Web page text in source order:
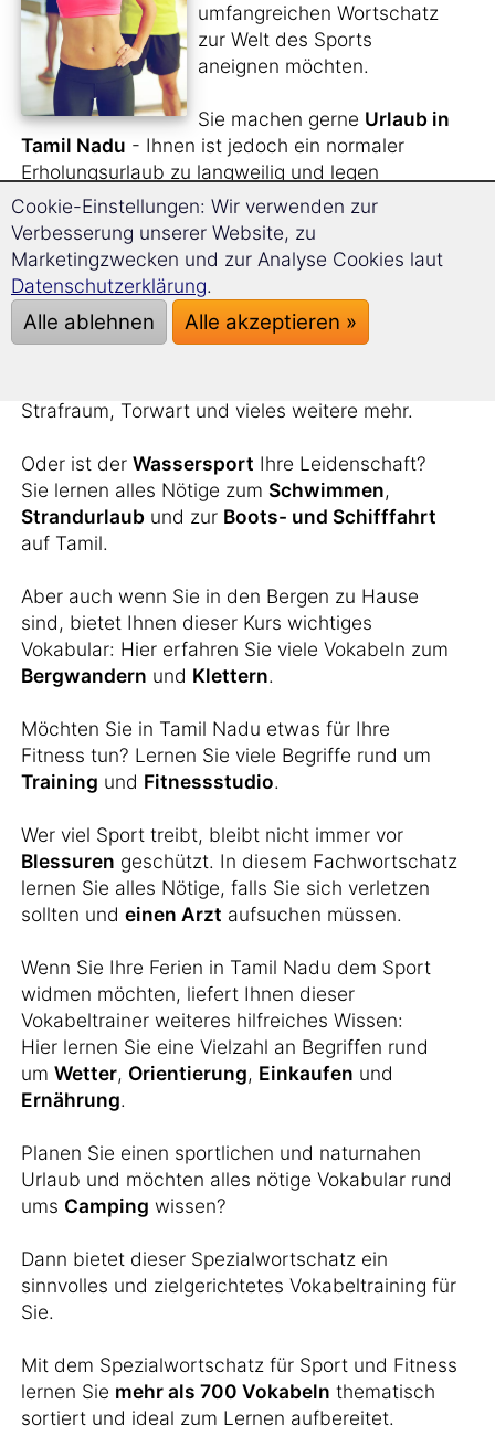
umfangreichen Wortschatz
zur Welt des Sports
aneignen möchten.
Sie machen gerne Urlaub in
Tamil Nadu - Ihnen ist jedoch ein normaler
Erholungsurlaub zu langweilig und legen
vielmehr Wert auf einesportliche Betätigung
Oder möchten Sie dieSportnachrichten
Tamil verfolgen?
Sie sind begnadeterFußball-Fanund möchten
sich auch den relevanten Wortschatz für die
Strafraum, Torwart und vieles weitere mehr.
Oder ist der Wassersport Ihre Leidenschaft?
Sie lernen alles Nötige zum Schwimmen,
Strandurlaub und zur Boots- und Schifffahrt
auf Tamil.
Aber auch wenn Sie in den Bergen zu Hause
sind, bietet Ihnen dieser Kurs wichtiges
Vokabular: Hier erfahren Sie viele Vokabeln zum
Bergwandern und Klettern.
Möchten Sie in Tamil Nadu etwas für Ihre
Fitness tun? Lernen Sie viele Begriffe rund um
Training und Fitnessstudio.
Wer viel Sport treibt, bleibt nicht immer vor
Blessuren geschützt. In diesem Fachwortschatz
lernen Sie alles Nötige, falls Sie sich verletzen
sollten und einen Arzt aufsuchen müssen.
Wenn Sie Ihre Ferien in Tamil Nadu dem Sport
widmen möchten, liefert Ihnen dieser
Vokabeltrainer weiteres hilfreiches Wissen:
Hier lernen Sie eine Vielzahl an Begriffen rund
um Wetter, Orientierung, Einkaufen und
Ernährung.
Planen Sie einen sportlichen und naturnahen
Urlaub und möchten alles nötige Vokabular rund
ums Camping wissen?
Dann bietet dieser Spezialwortschatz ein
sinnvolles und zielgerichtetes Vokabeltraining für
Sie.
Mit dem Spezialwortschatz für Sport und Fitness
lernen Sie mehr als 700 Vokabeln thematisch
sortiert und ideal zum Lernen aufbereitet.
Cookie-Einstellungen: Wir verwenden zur
Verbesserung unserer Website, zu
Marketingzwecken und zur Analyse Cookies laut
Datenschutzerklärung.
Alle ablehnen Alle akzeptieren »